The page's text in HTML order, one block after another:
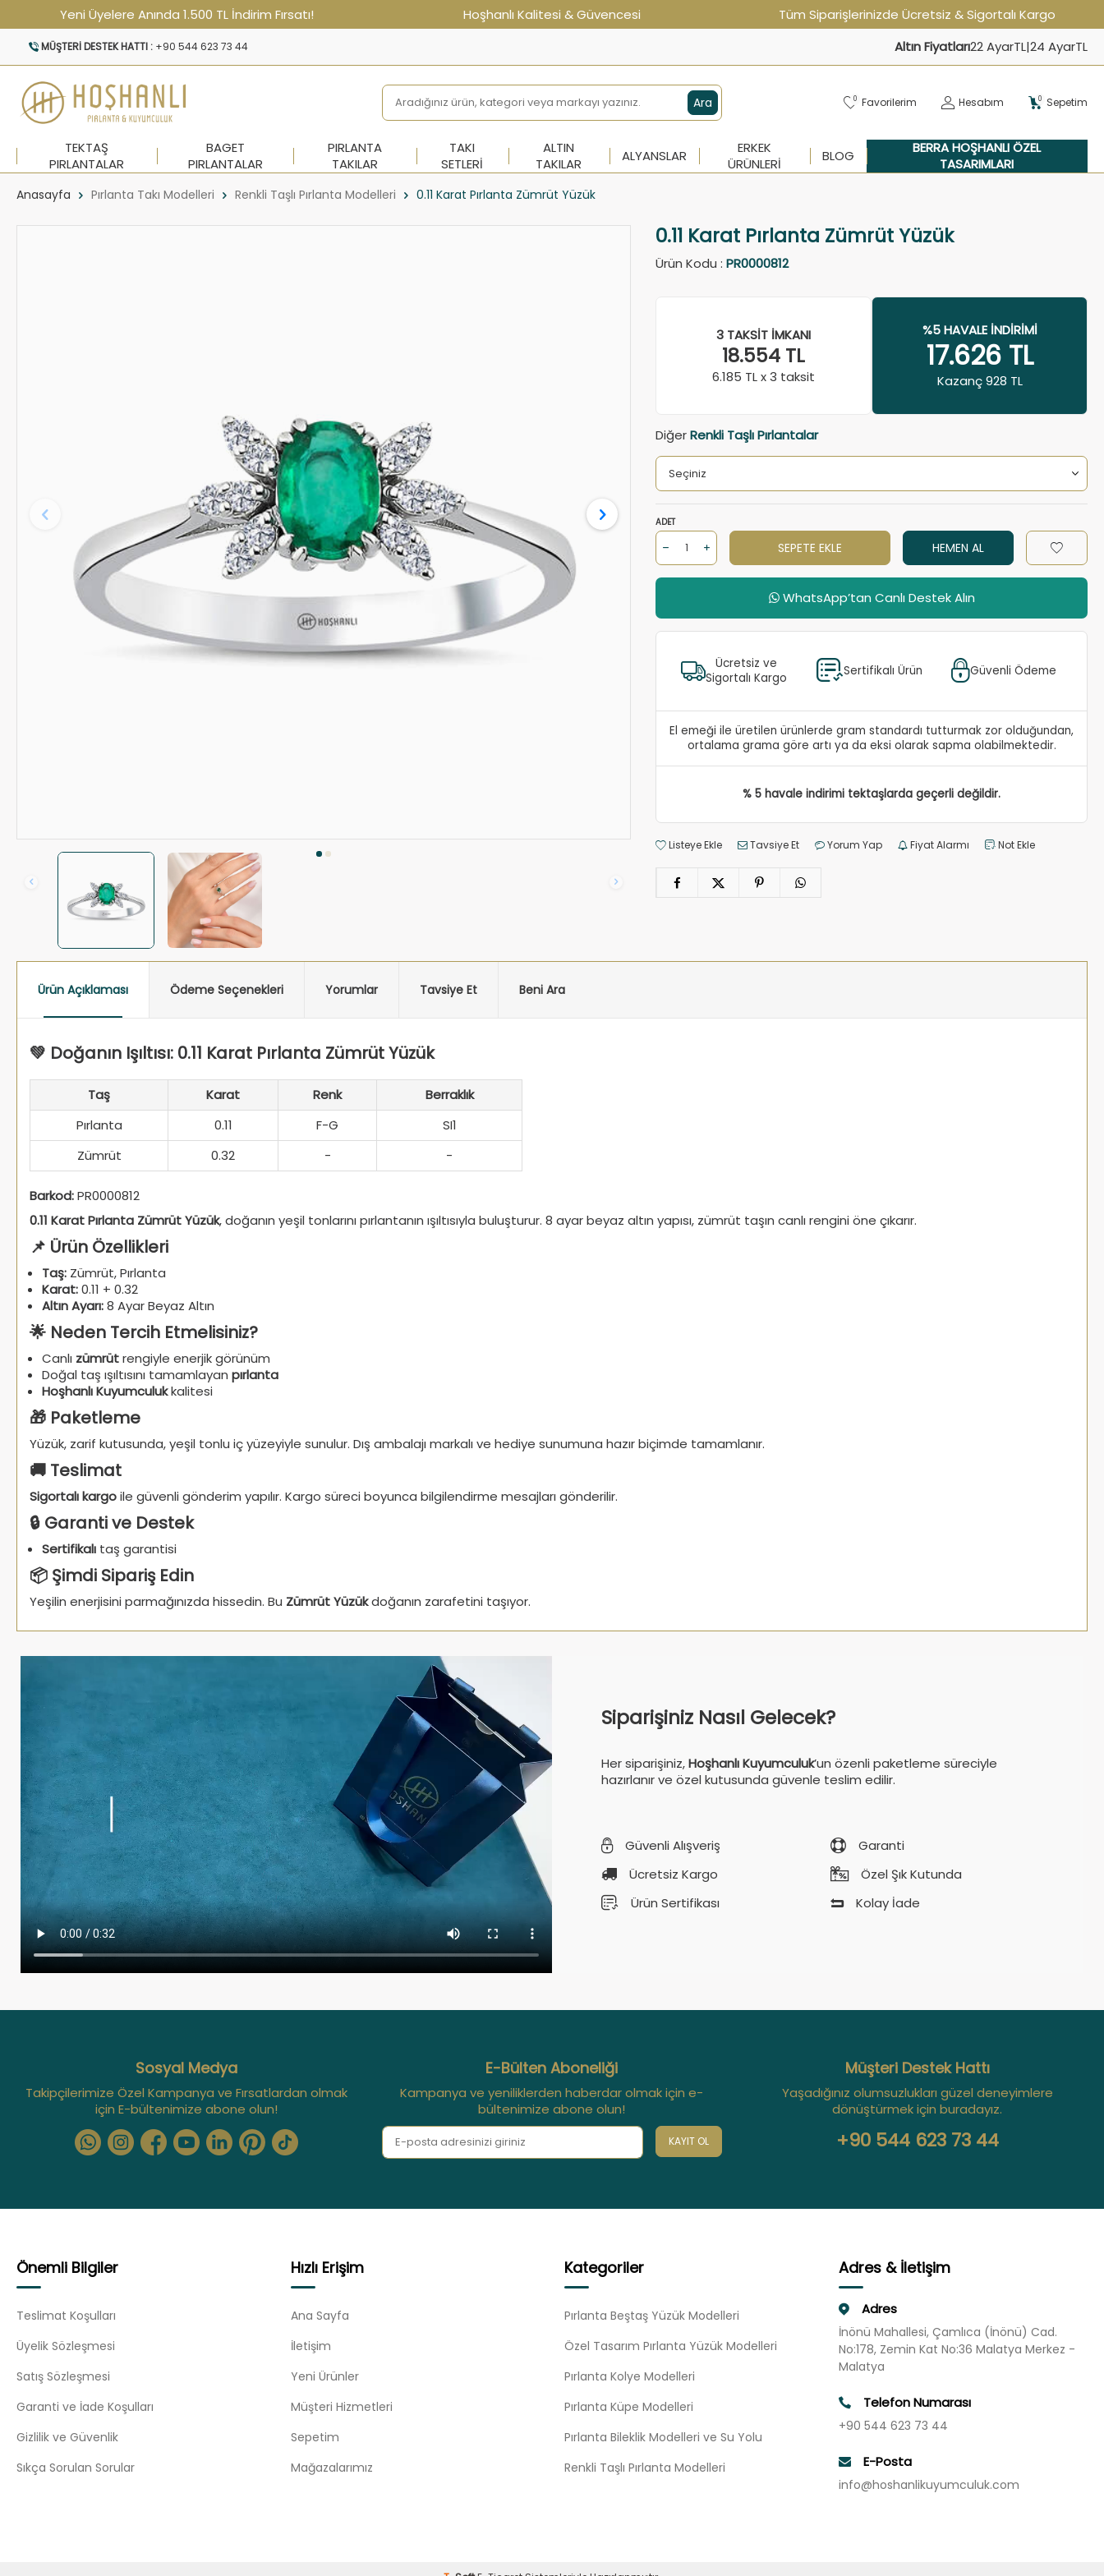
Yeni Üyelere Anında 1.500 TL İndirim Fırsatı! Hoşhanlı Kalitesi & Güvencesi Tüm Siparişlerinizde Ücretsiz & Sigortalı Kargo
MÜŞTERI DESTEK HATTI : +90 544 623 73 44 Altın Fiyatları22 AyarTL|24 AyarTL
Ara 0 Favorilerim Hesabım 0 Sepetim
TEKTAŞ
PIRLANTALAR
BAGET
PIRLANTALAR
PIRLANTA
TAKILAR
TAKI
SETLERI
ALTIN
TAKILAR
ALYANSLAR
ERKEK
ÜRÜNLERI
BLOG
BERRA HOŞHANLI ÖZEL
TASARIMLARI
Anasayfa Pırlanta Takı Modelleri Renkli Taşlı Pırlanta Modelleri 0.11 Karat Pırlanta Zümrüt Yüzük
0.11 Karat Pırlanta Zümrüt Yüzük
Ürün Kodu :PR0000812
3 TAKSIT İMKANI
18.554 TL
6.185 TL x 3 taksit
%5 HAVALE İNDIRIMI
17.626 TL
Kazanç 928 TL
DiğerRenkli Taşlı Pırlantalar
ADET
SEPETE EKLE HEMEN AL
WhatsApp’tan Canlı Destek Alın
Ücretsiz ve
Sigortalı Kargo
Sertifikalı Ürün Güvenli Ödeme
El emeği ile üretilen ürünlerde gram standardı tutturmak zor olduğundan,
ortalama grama göre artı ya da eksi olarak sapma olabilmektedir.
% 5 havale indirimi tektaşlarda geçerli değildir.
Listeye Ekle Tavsiye Et Yorum Yap Fiyat Alarmı Not Ekle
Ürün Açıklaması Ödeme Seçenekleri Yorumlar Tavsiye Et Beni Ara
💚 Doğanın Işıltısı: 0.11 Karat Pırlanta Zümrüt Yüzük
Taş Karat Renk
Berraklık
Pırlanta
0.11 F-G
SI1
Zümrüt
0.32 - -
Barkod:PR0000812
0.11 Karat Pırlanta Zümrüt Yüzük, doğanın yeşil tonlarını pırlantanın ışıltısıyla buluşturur. 8 ayar beyaz altın yapısı, zümrüt taşın canlı rengini öne çıkarır.
📌 Ürün Özellikleri
Taş: Zümrüt, Pırlanta
Karat:0.11 + 0.32
Altın Ayarı:8 Ayar Beyaz Altın
🌟 Neden Tercih Etmelisiniz?
Canlı zümrütrengiyle enerjik görünüm
Doğal taş ışıltısını tamamlayan pırlanta
Hoşhanlı Kuyumculukkalitesi
🎁 Paketleme
Yüzük, zarif kutusunda, yeşil tonlu iç yüzeyiyle sunulur. Dış ambalajı markalı ve hediye sunumuna hazır biçimde tamamlanır.
🚚 Teslimat
Sigortalı kargoile güvenli gönderim yapılır. Kargo süreci boyunca bilgilendirme mesajları gönderilir.
🔒 Garanti ve Destek
Sertifikalı taş garantisi
📦 Şimdi Sipariş Edin
Yeşilin enerjisini parmağınızda hissedin. Bu Zümrüt Yüzükdoğanın zarafetini taşıyor.
Siparişiniz Nasıl Gelecek?
Her siparişiniz,Hoşhanlı Kuyumculuk’un özenli paketleme süreciyle
hazırlanır ve özel kutusunda güvenle teslim edilir.
Güvenli Alışveriş
Garanti
Ücretsiz Kargo
Özel Şık Kutunda
Ürün Sertifikası
Kolay İade
Sosyal Medya
Takipçilerimize Özel Kampanya ve Fırsatlardan olmak
için E-bültenimize abone olun!
E-Bülten Aboneliği
Kampanya ve yeniliklerden haberdar olmak için e-
bültenimize abone olun!
KAYIT OL
Müşteri Destek Hattı
Yaşadığınız olumsuzlukları güzel deneyimlere
dönüştürmek için buradayız.
+90 544 623 73 44
Önemli Bilgiler
Teslimat Koşulları
Üyelik Sözleşmesi
Satış Sözleşmesi
Garanti ve İade Koşulları
Gizlilik ve Güvenlik
Sıkça Sorulan Sorular
Hızlı Erişim
Ana Sayfa
İletişim
Yeni Ürünler
Müşteri Hizmetleri
Sepetim
Mağazalarımız
Kategoriler
Pırlanta Beştaş Yüzük Modelleri
Özel Tasarım Pırlanta Yüzük Modelleri
Pırlanta Kolye Modelleri
Pırlanta Küpe Modelleri
Pırlanta Bileklik Modelleri ve Su Yolu
Renkli Taşlı Pırlanta Modelleri
Adres & İletişim
Adres
İnönü Mahallesi, Çamlıca (İnönü) Cad.
No:178, Zemin Kat No:36 Malatya Merkez -
Malatya
Telefon Numarası
+90 544 623 73 44
E-Posta
info@hoshanlikuyumculuk.com